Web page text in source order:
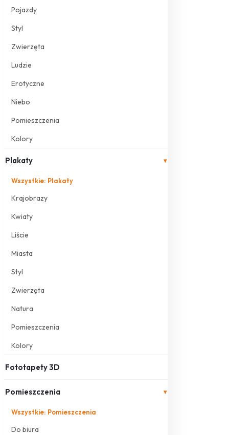
Pojazdy
Styl
Zwierzęta
Ludzie
Erotyczne
Niebo
Pomieszczenia
Kolory
Plakaty ▾
Wszystkie: Plakaty
Krajobrazy
Kwiaty
Liście
Miasta
Styl
Zwierzęta
Natura
Pomieszczenia
Kolory
Fototapety 3D
Pomieszczenia ▾
Wszystkie: Pomieszczenia
Do biura